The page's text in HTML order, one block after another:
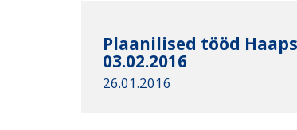
Plaanilised tööd
03.02.2016
26.01.2016